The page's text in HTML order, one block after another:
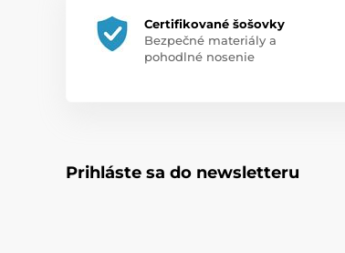
Certifikované šošovky
Bezpečné materiály a
pohodlné nosenie
Prihláste sa do newsletteru